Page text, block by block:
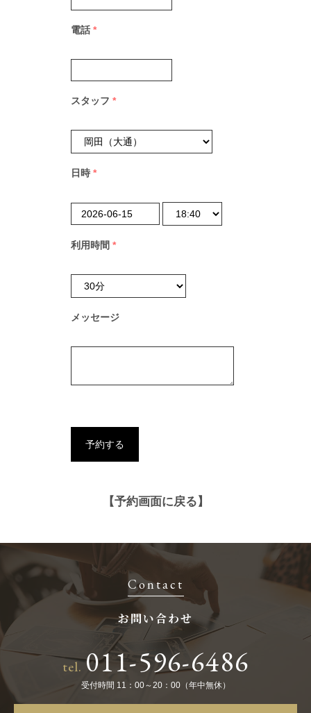
電話 *
スタッフ *
日時 *
利用時間 *
メッセージ
【予約画面に戻る】
Contact
お問い合わせ
tel.011-596-6486
受付時間 11：00～20：00（年中無休）